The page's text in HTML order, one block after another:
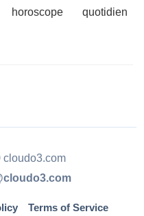
quotidien
Terms of Service